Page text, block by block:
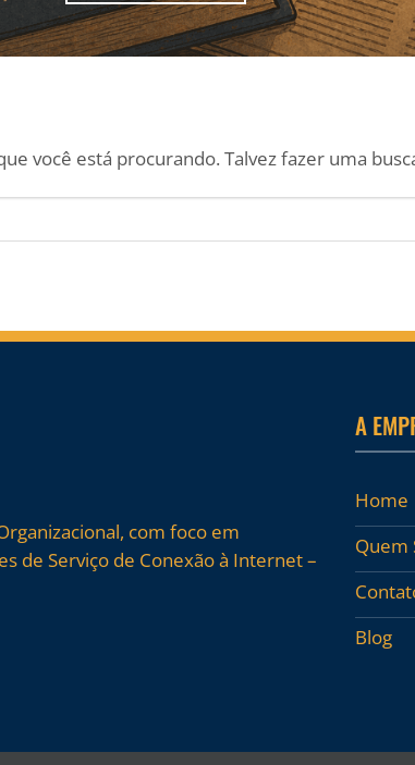
você está procurando. Talvez fazer uma
com foco em
de Serviço de Conexão à Internet –
A
Home
Quem
Blog